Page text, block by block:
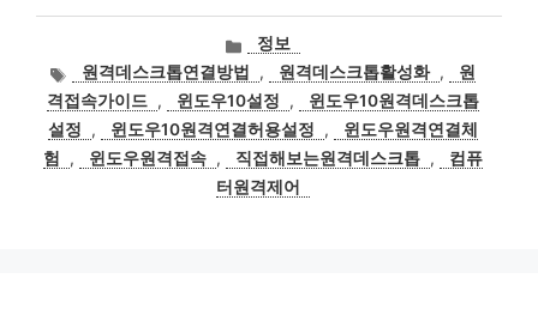
카
테
고
리
정보
태
그
원격데스크톱연결방법 , 원격데스크톱활성화 ,
원
격접속가이드 , 윈도우10설정 ,
윈도우10원격데스크톱
설정
, 윈도우10원격연결허용설정 ,
윈도우원격연결체
험
, 윈도우원격접속 , 직접해보는원격데스크톱 ,
컴퓨
터원격제어